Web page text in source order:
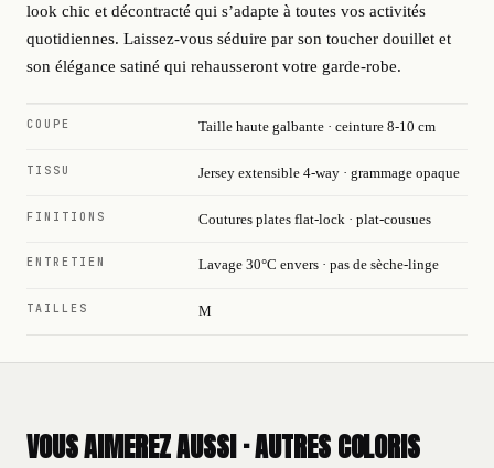
look chic et décontracté qui s’adapte à toutes vos activités
quotidiennes. Laissez-vous séduire par son toucher douillet et
son élégance satiné qui rehausseront votre garde-robe.
COUPE Taille haute galbante · ceinture 8-10 cm
TISSU Jersey extensible 4-way · grammage opaque
FINITIONS Coutures plates flat-lock · plat-cousues
ENTRETIEN Lavage 30°C envers · pas de sèche-linge
TAILLES M
VOUS AIMEREZ AUSSI · AUTRES COLORIS